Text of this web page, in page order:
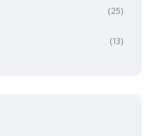
(25)
(13)